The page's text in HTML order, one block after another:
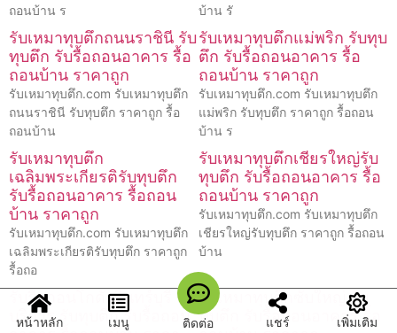
ถอนบ้าน ร
บ้าน รั
รับเหมาทุบตึกถนนราชินี รับ
ทุบตึก รับรื้อถอนอาคาร รื้อ
ถอนบ้าน ราคาถูก
รับเหมาทุบตึก.com รับเหมาทุบตึก
ถนนราชินี รับทุบตึก ราคาถูก รื้อ
ถอนบ้าน
รับเหมาทุบตึกแม่พริก รับทุบ
ตึก รับรื้อถอนอาคาร รื้อ
ถอนบ้าน ราคาถูก
รับเหมาทุบตึก.com รับเหมาทุบตึก
แม่พริก รับทุบตึก ราคาถูก รื้อถอน
บ้าน ร
รับเหมาทุบตึก
เฉลิมพระเกียรติรับทุบตึก
รับรื้อถอนอาคาร รื้อถอน
บ้าน ราคาถูก
รับเหมาทุบตึก.com รับเหมาทุบตึก
เฉลิมพระเกียรติรับทุบตึก ราคาถูก
รื้อถอ
รับเหมาทุบตึกเชียรใหญ่รับ
ทุบตึก รับรื้อถอนอาคาร รื้อ
ถอนบ้าน ราคาถูก
รับเหมาทุบตึก.com รับเหมาทุบตึก
เชียรใหญ่รับทุบตึก ราคาถูก รื้อถอน
บ้าน
รับรื้อถอนโกดังอินทร์บุรี
บริการ รับทุบตึก รับรื้อถอน
รับเหมาทุบตึกซับใหญ่ รับ
ทุบตึก รับรื้อถอนอาคาร รื้อ
หน้าหลัก เมนู ติดต่อ แชร์ เพิ่มเติม